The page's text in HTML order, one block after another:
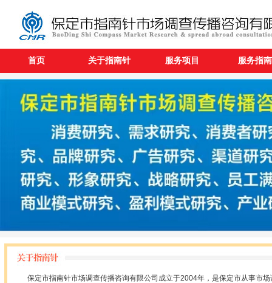
首页 关于指南针 服务项目 服务指南
保定市指南针市场调查传播咨询有限公司成立于2004年，是保定市从事市场